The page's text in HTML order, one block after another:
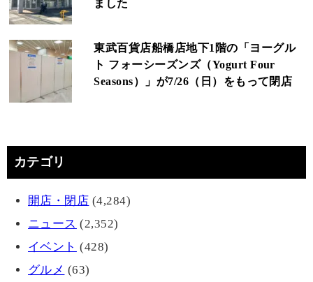
ました
東武百貨店船橋店地下1階の「ヨーグル
ト フォーシーズンズ（Yogurt Four
Seasons）」が7/26（日）をもって閉店
カテゴリ
開店・閉店 (4,284)
ニュース (2,352)
イベント (428)
グルメ (63)